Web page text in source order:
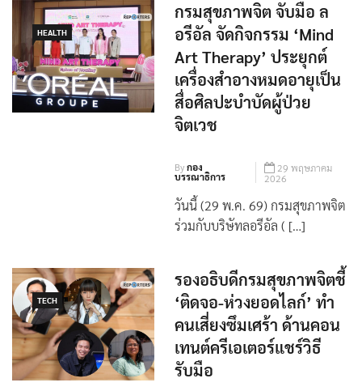
HEALTH
กรมสุขภาพจิต จับมือ ล
อรีอัล จัดกิจกรรม ‘Mind
Art Therapy’ ประยุกต์
เครื่องสำอางหมดอายุเป็น
สื่อศิลปะบำบัดผู้ป่วย
จิตเวช
Byกอง
บรรณาธิการ
29 พฤษภาคม
2026
วันนี้ (29 พ.ค. 69) กรมสุขภาพจิต
ร่วมกับบริษัทลอรีอัล ( […]
TECH
รองอธิบดีกรมสุขภาพจิตชี้
‘ติดจอ-ห่วงยอดไลก์’ ทำ
คนเสี่ยงซึมเศร้า ด้านคอน
เทนต์ครีเอเตอร์แชร์วิธี
รับมือ